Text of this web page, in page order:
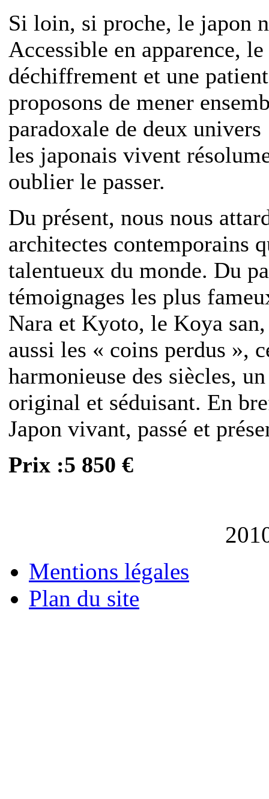
Si loin, si proche, le japon
Accessible en apparence,
déchiffrement et une
proposons de mener
paradoxale de deux
les japonais vivent
oublier le passer.
Du présent, nous nous
architectes contemporains
talentueux du monde. Du
témoignages les plus
Nara et Kyoto, le Koya
aussi les « coins perdus »,
harmonieuse des siècles,
original et séduisant. En
Japon vivant, passé et
Prix :5 850 €
Mentions légales
Plan du site